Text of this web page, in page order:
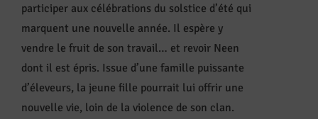
participer aux célébrations du solstice d’été qui
marquent une nouvelle année. Il espère y
vendre le fruit de son travail… et revoir Neen
dont il est épris. Issue d’une famille puissante
d’éleveurs, la jeune fille pourrait lui offrir une
nouvelle vie, loin de la violence de son clan.